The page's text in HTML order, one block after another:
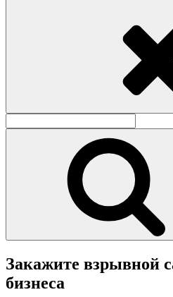
Закажите взрывной
бизнеса